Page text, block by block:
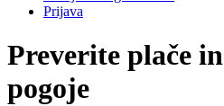
Prijava
Preverite plače
pogoje